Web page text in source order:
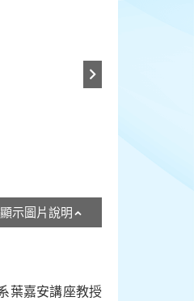
顯示圖片說明
葉嘉安講座教授